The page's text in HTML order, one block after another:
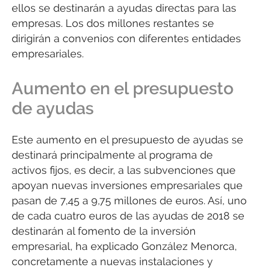
ellos se destinarán a ayudas directas para las
empresas. Los dos millones restantes se
dirigirán a convenios con diferentes entidades
empresariales.
Aumento en el presupuesto
de ayudas
Este aumento en el presupuesto de ayudas se
destinará principalmente al programa de
activos fijos, es decir, a las subvenciones que
apoyan nuevas inversiones empresariales que
pasan de 7,45 a 9,75 millones de euros. Así, uno
de cada cuatro euros de las ayudas de 2018 se
destinarán al fomento de la inversión
empresarial, ha explicado González Menorca,
concretamente a nuevas instalaciones y